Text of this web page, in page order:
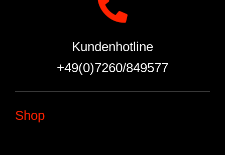
Kundenhotline
+49(0)7260/849577
Shop